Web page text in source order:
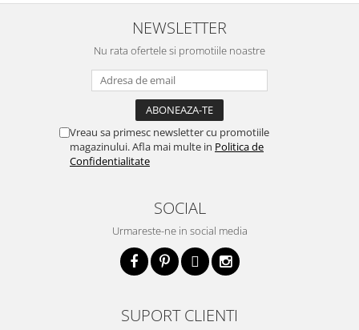
NEWSLETTER
Nu rata ofertele si promotiile noastre
Vreau sa primesc newsletter cu promotiile
magazinului. Afla mai multe in Politica de
Confidentialitate
SOCIAL
Urmareste-ne in social media
SUPORT CLIENTI